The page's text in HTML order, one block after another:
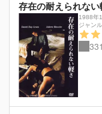
存在の耐えられない
1988年
ジャンル